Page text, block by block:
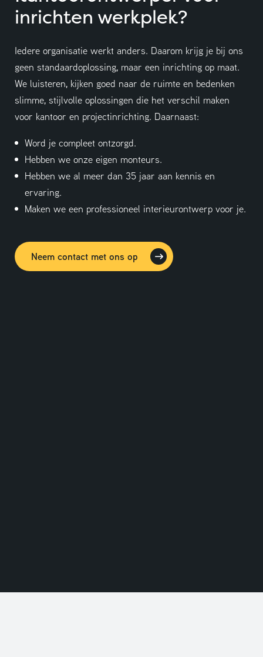
inrichten werkplek?
Iedere organisatie werkt anders. Daarom krijg je bij ons
geen standaardoplossing, maar een inrichting op maat.
We luisteren, kijken goed naar de ruimte en bedenken
slimme, stijlvolle oplossingen die het verschil maken
voor kantoor en projectinrichting. Daarnaast:
Word je compleet ontzorgd.
Hebben we onze eigen monteurs.
Hebben we al meer dan 35 jaar aan kennis en
ervaring.
Maken we een professioneel interieurontwerp voor je.
Neem contact met ons op